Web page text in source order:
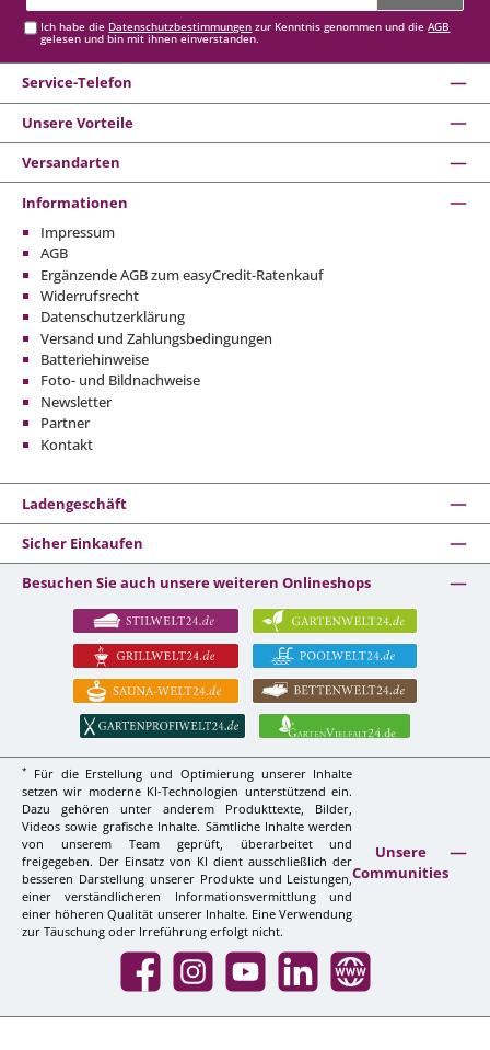
Ich habe die Datenschutzbestimmungen zur Kenntnis genommen und dieAGB
gelesen und bin mit ihnen einverstanden.
Service-Telefon
Unsere Vorteile
Versandarten
Informationen
Impressum
AGB
Ergänzende AGB zum easyCredit-Ratenkauf
Widerrufsrecht
Datenschutzerklärung
Versand und Zahlungsbedingungen
Batteriehinweise
Foto- und Bildnachweise
Newsletter
Partner
Kontakt
Ladengeschäft
Sicher Einkaufen
Besuchen Sie auch unsere weiteren Onlineshops
*
Für die Erstellung und Optimierung unserer Inhalte
setzen wir moderne KI-Technologien unterstützend ein.
Dazu gehören unter anderem Produkttexte, Bilder,
Videos sowie grafische Inhalte. Sämtliche Inhalte werden
von unserem Team geprüft, überarbeitet und
freigegeben. Der Einsatz von KI dient ausschließlich der
besseren Darstellung unserer Produkte und Leistungen,
einer verständlicheren Informationsvermittlung und
einer höheren Qualität unserer Inhalte. Eine Verwendung
zur Täuschung oder Irreführung erfolgt nicht.
Unsere
Communities
Facebook InstagramYouTube LinkedIn Website